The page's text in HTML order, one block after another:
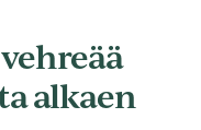
alkaen